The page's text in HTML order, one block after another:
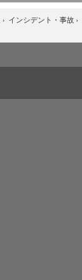
› インシデント・事故 ›